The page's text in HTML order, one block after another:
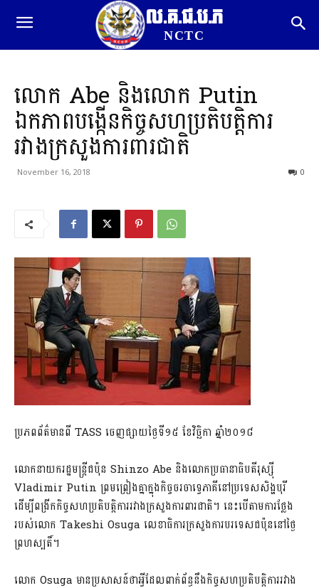
ល.គ.ជ.ប.ភ
NCTC
លោក Abe និងលោក Putin
ឯកភាពបង្កើនកិច្ចសហប្រតិបត្តិការ
រវាងក្រសួងការពារជាតិ
November 16, 2018 0
ប្រភពព័ត៌មានពី TASS ចេញផ្សាយថ្ងៃទី១៥ ខែវិច្ឆិកា ឆ្នាំ២០១៨
លោកនាយករដ្ឋមន្រ្តីជប៉ុន Shinzo Abe និងលោកប្រធានាធិបតីរុស្ស៊ី
Vladimir Putin ព្រមព្រៀងគ្នាក្នុងកិច្ចចរចាទ្វេភាគីនៅប្រទេសសិង្ហបុរី
ដើម្បីពង្រីកកិច្ចសហប្រតិបត្តិការរវាងក្រសួងការពារជាតិ។ នេះបើតាមការថ្លែង
របស់លោក Takeshi Osuga លេខាធិការក្រសួងការបរទេសជប៉ុននៅថ្ងៃ
ព្រហស្បតិ៍។
លោក Osuga មានប្រសាសន៍ថាអ្វីដែលពាក់ព័ន្ធនឹងកិច្ចសហប្រតិបត្តិការរវាង